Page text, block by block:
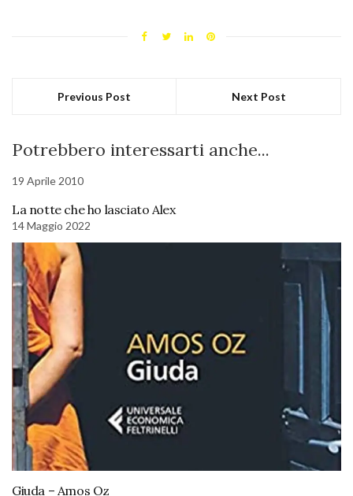
Previous Post Next Post
Potrebbero interessarti anche...
19 Aprile 2010
La notte che ho lasciato Alex
14 Maggio 2022
Giuda – Amos Oz